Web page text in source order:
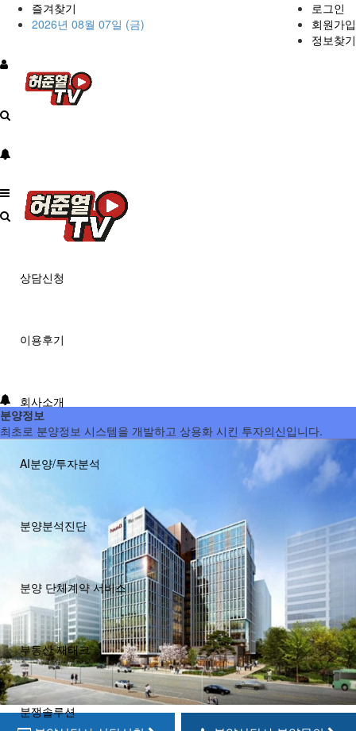
즐겨찾기
2026년 08월 07일 (금)
로그인
회원가입
정보찾기
상담신청
이용후기
회사소개
AI분양/투자분석
분양분석진단
분양 단체계약 서비스
부동산 재태크
분쟁솔루션
분양정보
최초로 분양정보 시스템을 개발하고 상용화 시킨 투자의신입니다.